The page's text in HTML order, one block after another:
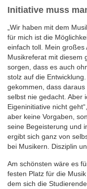
Initiative muss
„Wir haben mit dem
für mich ist die
einfach toll. Mein großes
Musikreferat mit diesem
sorgen, dass es auch
stolz auf die
gekommen, dass
selbst nie gedacht. Aber
Eigeninitiative nicht
aber keine Vorgaben,
seine Begeisterung und
ergibt sich ganz von
bei Musikern. Disziplin
Am schönsten wäre es
festen Platz für die
dem sich die